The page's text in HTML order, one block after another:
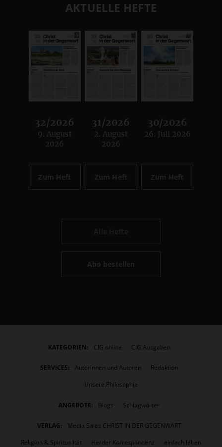
AKTUELLE HEFTE
32/2026
:
9. August
2026
Zum Heft
31/2026
:
2. August
2026
Zum Heft
30/2026
:
26. Juli 2026
Zum Heft
Abo bestellen
KATEGORIEN: CIG online CIG Ausgaben
SERVICES: Autorinnen und Autoren
Redaktion
Unsere Philosophie
ANGEBOTE: Blogs Schlagwörter
VERLAG:
Media Sales CHRIST IN DER GEGENWART
Religion & Spiritualität
Herder Korrespondenz
einfach leben